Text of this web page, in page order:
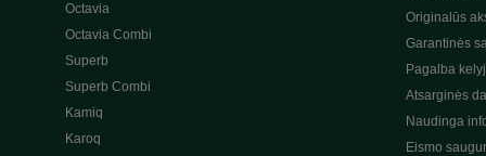
Octavia
Octavia Combi
Superb
Superb Combi
Kamiq
Karoq
Originalūs
Garantinės
Pagalba
Atsarginės
Naudinga
Eismo